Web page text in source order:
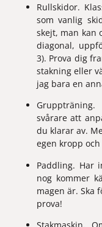
Rullskidor.
som vanlig
skejt, man kan
diagonal,
3). Prova dig
stakning eller
jag bara en
svårare att
du klarar av.
egen kropp
Paddling. Har
nog kommer
magen är. Ska
prova!